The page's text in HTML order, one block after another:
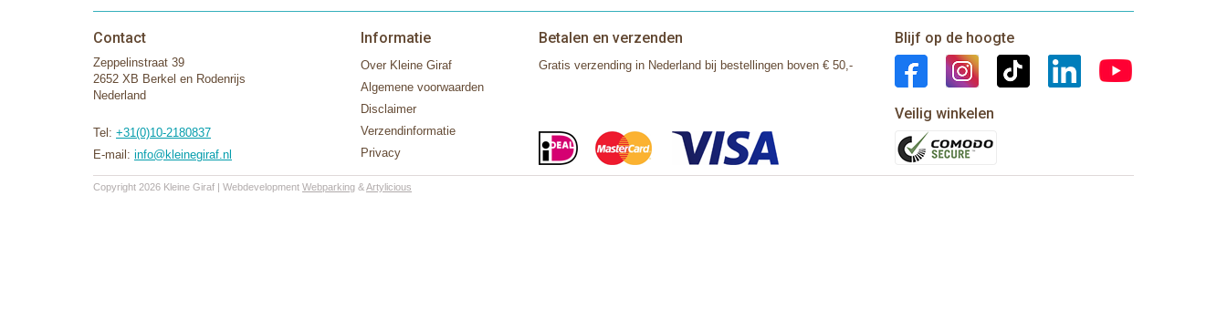
Contact
Zeppelinstraat 39
2652 XB Berkel en Rodenrijs
Nederland
Tel: +31(0)10-2180837
E-mail: info@kleinegiraf.nl
Informatie
Over Kleine Giraf
Algemene voorwaarden
Disclaimer
Verzendinformatie
Privacy
Betalen en verzenden
Gratis verzending in Nederland bij bestellingen boven € 50,-
Blijf op de hoogte
Veilig winkelen
Copyright 2026 Kleine Giraf | Webdevelopment Webparking &Artylicious